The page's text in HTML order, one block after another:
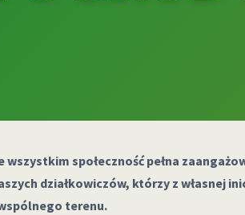
społeczność pełna
działkowiczów, którzy z własnej
terenu.